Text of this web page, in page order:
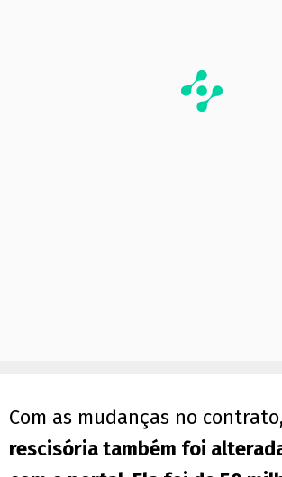
Com as mudanças no contrato,
rescisória também foi